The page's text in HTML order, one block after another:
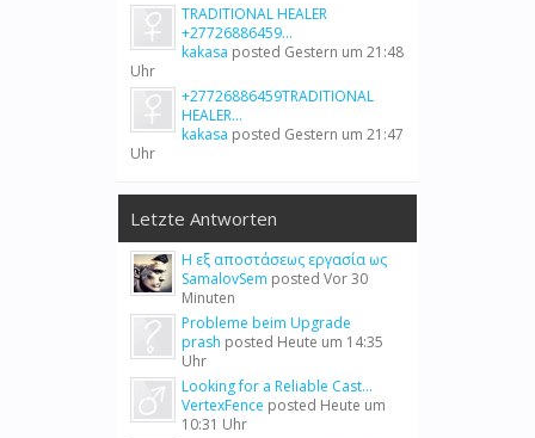
TRADITIONAL HEALER
+27726886459...
kakasa posted Gestern um 21:48
Uhr
+27726886459TRADITIONAL
HEALER...
kakasa posted Gestern um 21:47
Uhr
Letzte Antworten
Η εξ αποστάσεως εργασία ως
SamalovSem posted Vor 30
Minuten
Probleme beim Upgrade
prash posted Heute um 14:35
Uhr
Looking for a Reliable Cast...
VertexFence posted Heute um
10:31 Uhr